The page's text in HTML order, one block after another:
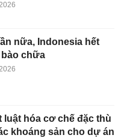
nữa, Indonesia hết
chữa
luật hóa cơ chế đặc thù
khoáng sản cho dự án